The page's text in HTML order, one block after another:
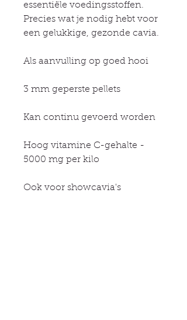
essentiële voedingsstoffen.
Precies wat je nodig hebt voor
een gelukkige, gezonde cavia.
Als aanvulling op goed hooi
3 mm geperste pellets
Kan continu gevoerd worden
Hoog vitamine C-gehalte -
5000 mg per kilo
Ook voor showcavia's